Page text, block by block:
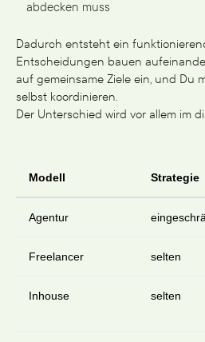
abdecken muss
Dadurch entsteht ein
Entscheidungen bauen
auf gemeinsame Ziele ein, und Du
selbst koordinieren.
Der Unterschied wird vor allem im
Modell Strategie
Agentur
Freelancer selten
Inhouse selten